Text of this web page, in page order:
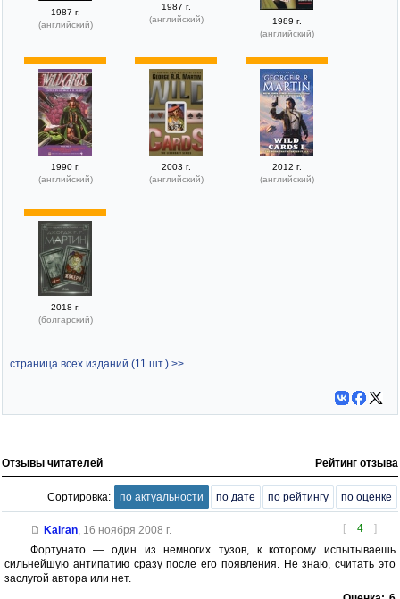
1987 г.
(английский)
1987 г.
(английский)
1989 г.
(английский)
1990 г.
(английский)
2003 г.
(английский)
2012 г.
(английский)
2018 г.
(болгарский)
страница всех изданий (11 шт.) >>
Отзывы читателей Рейтинг отзыва
Сортировка: по актуальности по дате по рейтингу по оценке
[ 4 ]
Kairan, 16 ноября 2008 г.
Фортунато — один из немногих тузов, к которому испытываешь
сильнейшую антипатию сразу после его появления. Не знаю, считать это
заслугой автора или нет.